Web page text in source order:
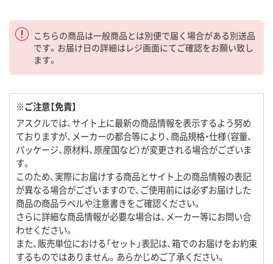
こちらの商品は一般商品とは別便で届く場合がある別送品
です。お届け日の詳細はレジ画面にてご確認をお願い致し
ます。
※ご注意【免責】
アスクルでは、サイト上に最新の商品情報を表示するよう努め
ておりますが、メーカーの都合等により、商品規格・仕様（容量、
パッケージ、原材料、原産国など）が変更される場合がございま
す。
このため、実際にお届けする商品とサイト上の商品情報の表記
が異なる場合がございますので、ご使用前には必ずお届けした
商品の商品ラベルや注意書きをご確認ください。
さらに詳細な商品情報が必要な場合は、メーカー等にお問い合
わせください。
また、販売単位における「セット」表記は、箱でのお届けをお約束
するものではありません。あらかじめご了承ください。